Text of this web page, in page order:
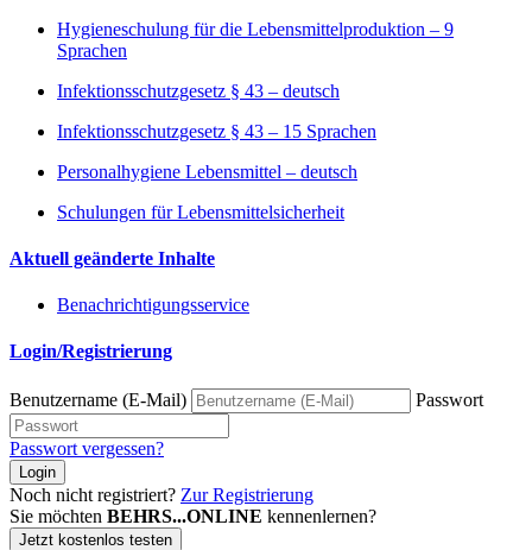
Hygieneschulung für die Lebensmittelproduktion – 9
Sprachen
Infektionsschutzgesetz § 43 – deutsch
Infektionsschutzgesetz § 43 – 15 Sprachen
Personalhygiene Lebensmittel – deutsch
Schulungen für Lebensmittelsicherheit
Aktuell geänderte Inhalte
Benachrichtigungsservice
Login/Registrierung
Benutzername (E-Mail) Passwort
Passwort vergessen?
Login
Noch nicht registriert? Zur Registrierung
Sie möchten BEHRS...ONLINE kennenlernen?
Jetzt kostenlos testen